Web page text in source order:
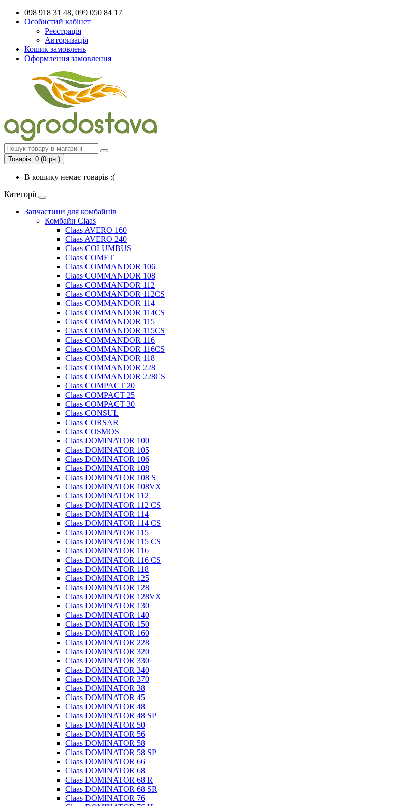
098 918 31 48, 099 050 84 17
Особистий кабінет
Реєстрація
Авторизація
Кошик замовлень
Оформлення замовлення
Товарів: 0 (0грн.)
В кошику немає товарів :(
Категорії
Запчастини для комбайнів
Комбайн Claas
Claas AVERO 160
Claas AVERO 240
Claas COLUMBUS
Claas COMET
Claas COMMANDOR 106
Claas COMMANDOR 108
Claas COMMANDOR 112
Claas COMMANDOR 112CS
Claas COMMANDOR 114
Claas COMMANDOR 114CS
Claas COMMANDOR 115
Claas COMMANDOR 115CS
Claas COMMANDOR 116
Claas COMMANDOR 116CS
Claas COMMANDOR 118
Claas COMMANDOR 228
Claas COMMANDOR 228CS
Claas COMPACT 20
Claas COMPACT 25
Claas COMPACT 30
Claas CONSUL
Claas CORSAR
Claas COSMOS
Claas DOMINATOR 100
Claas DOMINATOR 105
Claas DOMINATOR 106
Claas DOMINATOR 108
Claas DOMINATOR 108 S
Claas DOMINATOR 108VX
Claas DOMINATOR 112
Claas DOMINATOR 112 CS
Claas DOMINATOR 114
Claas DOMINATOR 114 CS
Claas DOMINATOR 115
Claas DOMINATOR 115 CS
Claas DOMINATOR 116
Claas DOMINATOR 116 CS
Claas DOMINATOR 118
Claas DOMINATOR 125
Claas DOMINATOR 128
Claas DOMINATOR 128VX
Claas DOMINATOR 130
Claas DOMINATOR 140
Claas DOMINATOR 150
Claas DOMINATOR 160
Claas DOMINATOR 228
Claas DOMINATOR 320
Claas DOMINATOR 330
Claas DOMINATOR 340
Claas DOMINATOR 370
Claas DOMINATOR 38
Claas DOMINATOR 45
Claas DOMINATOR 48
Claas DOMINATOR 48 SP
Claas DOMINATOR 50
Claas DOMINATOR 56
Claas DOMINATOR 58
Claas DOMINATOR 58 SP
Claas DOMINATOR 66
Claas DOMINATOR 68
Claas DOMINATOR 68 R
Claas DOMINATOR 68 SR
Claas DOMINATOR 76